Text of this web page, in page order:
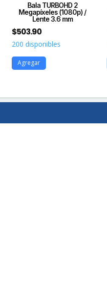
Bala TURBOHD 2
Megapíxeles (1080p) /
Lente 3.6 mm
$503.90
200 disponibles
Agregar